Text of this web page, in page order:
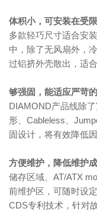
体积小，可安装在受
多款轻巧尺寸适合安
中，除了无风扇外，
过铝挤外壳散出，适
够强固，能适应严苛
DIAMOND产品线除
形、Cableless、
固设计，将有效降低
方便维护，降低维护
储存区域、AT/ATX
前维护区，可随时设
CDS专利技术，针对